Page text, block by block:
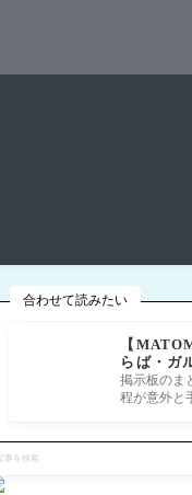
合わせて読みたい
【
らば・ガ
記事を作
まで
掲示板のま
程が意外と